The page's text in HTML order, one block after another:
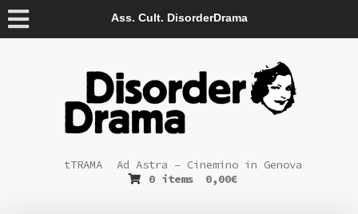
Ass. Cult. DisorderDrama
tTRAMA
Ad Astra – Cinemino in Genova
0 items
0,00€